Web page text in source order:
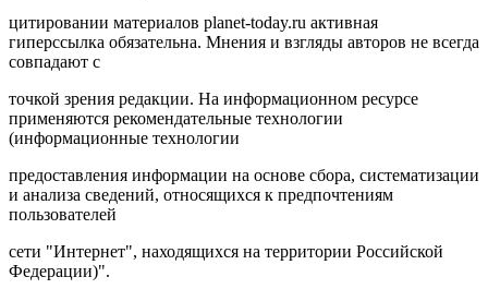
цитировании материалов planet-today.ru активная
гиперссылка обязательна. Мнения и взгляды авторов не всегда
совпадают с
точкой зрения редакции. На информационном ресурсе
применяются рекомендательные технологии
(информационные технологии
предоставления информации на основе сбора, систематизации
и анализа сведений, относящихся к предпочтениям
пользователей
сети "Интернет", находящихся на территории Российской
Федерации)".